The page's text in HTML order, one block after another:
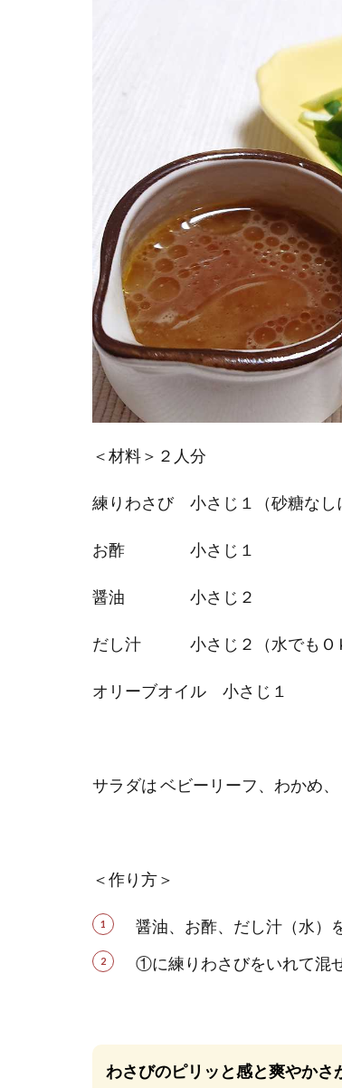
レ
ッ
シ
ン
グ
ご
ま
ド
レ
ッ
ン
4
り
レ
シ
5
レ
シ
ン
グ
＜材料＞２人分
練りわさび 小さじ１（砂糖なし
お酢 小さじ１
醤油 小さじ２
だし汁 小さじ２（水でもＯ
オリーブオイル 小さじ１
サラダは ベビーリーフ、わかめ
＜作り方＞
醤油、お酢、だし汁（水）
①に練りわさびをいれて混
わさびのピリッと感と爽やかさ